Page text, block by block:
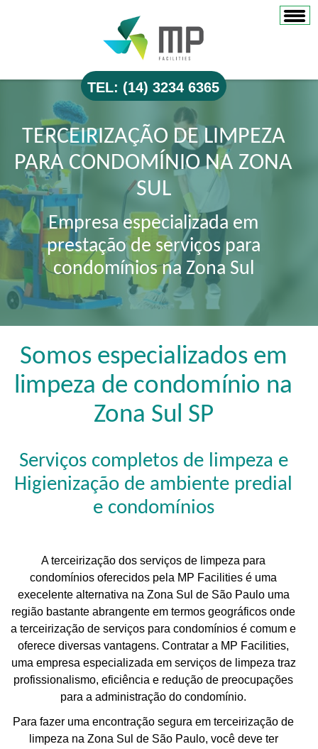
TEL: (14) 3234 6365
TERCEIRIZAÇÃO DE LIMPEZA
PARA CONDOMÍNIO NA ZONA
SUL
Empresa especializada em
prestação de serviços para
condomínios na Zona Sul
Somos especializados em
limpeza de condomínio na
Zona Sul SP
Serviços completos de limpeza e
Higienização de ambiente predial
e condomínios
A terceirização dos serviços de limpeza para
condomínios oferecidos pela MP Facilities é uma
execelente alternativa na Zona Sul de São Paulo uma
região bastante abrangente em termos geográficos onde
a terceirização de serviços para condomínios é comum e
oferece diversas vantagens. Contratar a MP Facilities,
uma empresa especializada em serviços de limpeza traz
profissionalismo, eficiência e redução de preocupações
para a administração do condomínio.
Para fazer uma encontração segura em terceirização de
limpeza na Zona Sul de São Paulo, você deve ter